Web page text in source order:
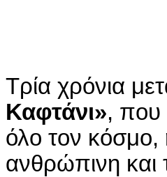
Τρία χρόνια
Καφτάνι», που
όλο τον κόσμο,
ανθρώπινη και